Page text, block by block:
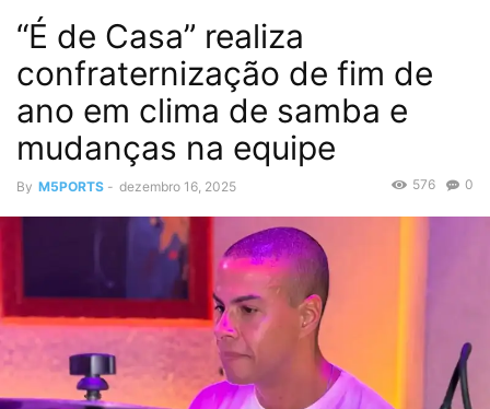
“É de Casa” realiza
confraternização de fim de
ano em clima de samba e
mudanças na equipe
By M5PORTS - dezembro 16, 2025 0
576